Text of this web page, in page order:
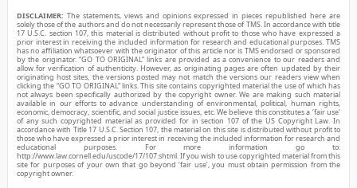
DISCLAIMER: The statements, views and opinions expressed in pieces republished here are
solely those of the authors and do not necessarily represent those of TMS. In accordance with title
17 U.S.C. section 107, this material is distributed without profit to those who have expressed a
prior interest in receiving the included information for research and educational purposes. TMS
has no affiliation whatsoever with the originator of this article nor is TMS endorsed or sponsored
by the originator. “GO TO ORIGINAL” links are provided as a convenience to our readers and
allow for verification of authenticity. However, as originating pages are often updated by their
originating host sites, the versions posted may not match the versions our readers view when
clicking the “GO TO ORIGINAL” links. This site contains copyrighted material the use of which has
not always been specifically authorized by the copyright owner. We are making such material
available in our efforts to advance understanding of environmental, political, human rights,
economic, democracy, scientific, and social justice issues, etc. We believe this constitutes a ‘fair use’
of any such copyrighted material as provided for in section 107 of the US Copyright Law. In
accordance with Title 17 U.S.C. Section 107, the material on this site is distributed without profit to
those who have expressed a prior interest in receiving the included information for research and
educational purposes. For more information go to:
http://www.law.cornell.edu/uscode/17/107.shtml. If you wish to use copyrighted material from this
site for purposes of your own that go beyond ‘fair use’, you must obtain permission from the
copyright owner.